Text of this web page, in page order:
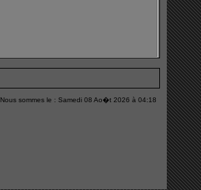
Nous sommes le : Samedi 08 Ao�t 2026 à 04:18